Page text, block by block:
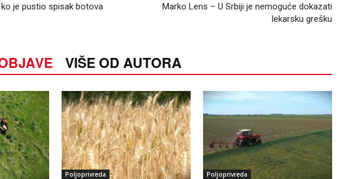
je pustio spisak botova
Marko Lens – U Srbiji je nemoguće dokazati
lekarsku grešku
VIŠE OD AUTORA
Poljoprivreda Poljoprivreda